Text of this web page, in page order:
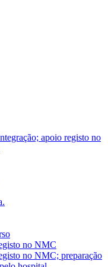
apoio registo no
no NMC
no NMC; preparação